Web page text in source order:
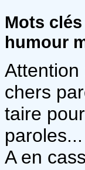
Mots
humour
Attention
chers
taire
A en